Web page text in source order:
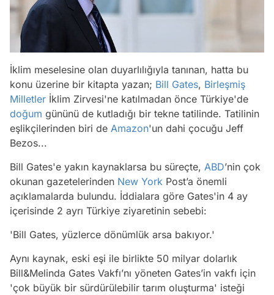
İklim meselesine olan duyarlılığıyla tanınan, hatta bu
konu üzerine bir kitapta yazan; Bill Gates, Birleşmiş
Milletler İklim Zirvesi'ne katılmadan önce Türkiye'de
doğum gününü de kutladığı bir tekne tatilinde. Tatilinin
eşlikçilerinden biri de Amazon'un dahi çocuğu Jeff
Bezos...
Bill Gates'e yakın kaynaklarsa bu süreçte, ABD’nin çok
okunan gazetelerinden New York Post’a önemli
açıklamalarda bulundu. İddialara göre Gates'in 4 ay
içerisinde 2 ayrı Türkiye ziyaretinin sebebi:
'Bill Gates, yüzlerce dönümlük arsa bakıyor.'
Aynı kaynak, eski eşi ile birlikte 50 milyar dolarlık
Bill&Melinda Gates Vakfı’nı yöneten Gates’in vakfı için
'çok büyük bir sürdürülebilir tarım oluşturma' isteği